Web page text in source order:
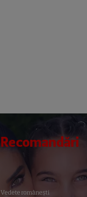
Recomandări
Vedete româneşti